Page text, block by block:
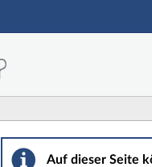
Barriere melden
Auf dieser Seite